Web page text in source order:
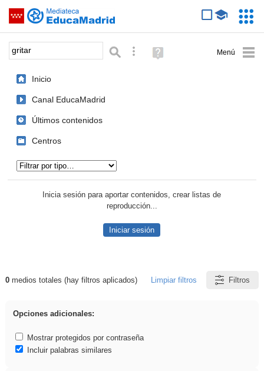
Saltar navegación
Palabra o frase: Búsqueda avanzada
Ayuda
(en
Inicio
Canal EducaMadrid
Últimos contenidos
Centros
Inicia sesión para aportar contenidos, crear listas de
reproducción...
Iniciar sesión
Resultados de: gritar
0medios totales (hay filtros aplicados) Limpiar filtros Filtros
Opciones adicionales:
Mostrar protegidos por contraseña
Incluir palabras similares